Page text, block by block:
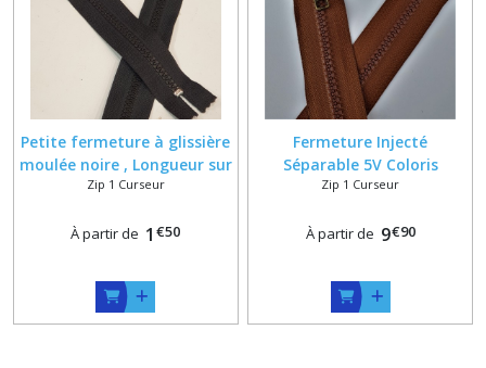
Petite fermeture à glissière
moulée noire , Longueur sur
mesure , 10 cm , 11 cm , 12
16 cm , 17 cm , 18 cm ,
Zip 1 Curseur
À partir de 1 €50
Fermeture Injecté
Séparable 5V Coloris
Noisette Classique ou
80 cm
Zip 1 Curseur
À partir de 9€90